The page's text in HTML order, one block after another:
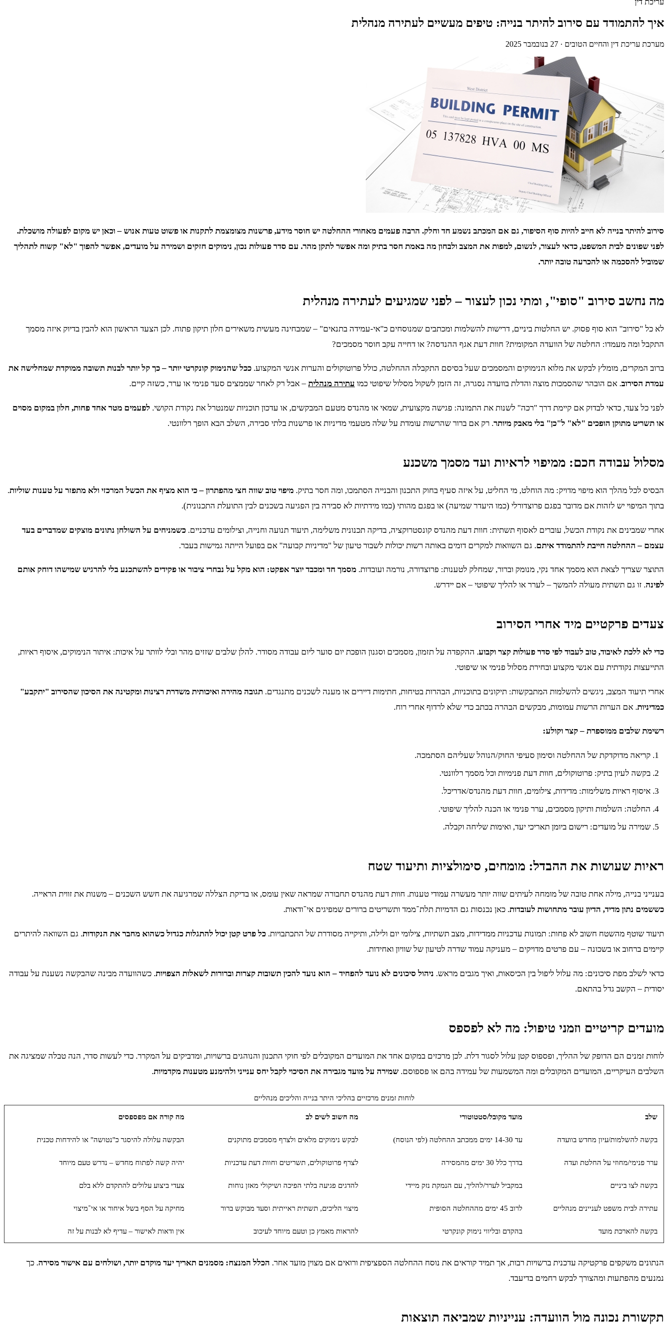
עריכת דין
איך להתמודד עם סירוב להיתר בנייה: טיפים מעשיים לעתירה מנהלית
מערכת עריכת דין והחיים הטובים · 27 בנובמבר 2025
סירוב להיתר בנייה לא חייב להיות סוף הסיפור, גם אם המכתב נשמע חד וחלק. הרבה פעמים מאחורי ההחלטה יש חוסר מידע, פרשנות מצומצמת לתקנות או פשוט טעות אנוש – וכאן יש מקום לפעולה מושכלת.
לפני שפונים לבית המשפט, כדאי לעצור, לנשום, למפות את המצב ולבחון מה באמת חסר בתיק ומה אפשר לתקן מהר. עם סדר פעולות נכון, נימוקים חזקים ושמירה על מועדים, אפשר להפוך "לא" קשוח לתהליך
שמוביל להסכמה או להכרעה טובה יותר.
מה נחשב סירוב "סופי", ומתי נכון לעצור – לפני שמגיעים לעתירה מנהלית
לא כל "סירוב" הוא סוף פסוק. יש החלטות ביניים, דרישות להשלמות ומכתבים שמנוסחים כ"אי-עמידה בתנאים" – שמבחינה מעשית משאירים חלון תיקון פתוח. לכן הצעד הראשון הוא להבין בדיוק איזה מסמך
התקבל ומה מעמדו: החלטה של הוועדה המקומית? חוות דעת אגף ההנדסה? או דחייה עקב חוסר מסמכים?
ברוב המקרים, מומלץ לבקש את מלוא הנימוקים והמסמכים שעל בסיסם התקבלה ההחלטה, כולל פרוטוקולים והערות אנשי המקצוע. ככל שהנימוק קונקרטי יותר – כך קל יותר לבנות תשובה ממוקדת שמחלישה את
עמדת הסירוב. אם הובהר שהסמכות מוצה והדלת בוועדה נסגרה, זה הזמן לשקול מסלול שיפוטי כמו עתירה מנהלית – אבל רק לאחר שממצים סעד פנימי או ערר, כשזה קיים.
לפני כל צעד, כדאי לבדוק אם קיימת דרך "רכה" לשנות את התמונה: פגישה מקצועית, שמאי או מהנדס מטעם המבקשים, או עדכון תוכניות שמנטרל את נקודת הקושי. לפעמים מטר אחד פחות, חלון במקום מסוים
או תשריט מתוקן הופכים "לא" ל"כן" בלי מאבק מיותר. רק אם ברור שהרשות עומדת על שלה מטעמי מדיניות או פרשנות בלתי סבירה, השלב הבא הופך רלוונטי.
מסלול עבודה חכם: ממיפוי לראיות ועד מסמך משכנע
הבסיס לכל מהלך הוא מיפוי מדויק: מה הוחלט, מי החליט, על איזה סעיף בחוק התכנון והבנייה הסתמכו, ומה חסר בתיק. מיפוי טוב שווה חצי מהפתרון – כי הוא מציף את הכשל המרכזי ולא מתפזר על טענות שוליות.
בתוך המיפוי יש לזהות אם מדובר בפגם פרוצדורלי (כמו היעדר שמיעה) או בפגם מהותי (כמו מידתיות לא סבירה בין הפגיעה בשכנים לבין התועלת התכנונית).
אחרי שמבינים את נקודת הכשל, עוברים לאסוף תשתית: חוות דעת מהנדס קונסטרוקציה, בדיקה תכנונית משלימה, תיעוד תנועה וחנייה, וצילומים עדכניים. כשמניחים על השולחן נתונים מוצקים שמדברים בעד
עצמם – ההחלטה חייבת להתמודד איתם. גם השוואות למקרים דומים באותה רשות יכולות לשבור טיעון של "מדיניות קבועה" אם בפועל הייתה גמישות בעבר.
התוצר שצריך לצאת הוא מסמך אחד נקי, מנומק וברור, שמחלק לטענות: פרוצדורה, נורמה ועובדות. מסמך חד ומכבד יוצר אפקט: הוא מקל על נבחרי ציבור או פקידים להשתכנע בלי להרגיש שמישהו דוחק אותם
לפינה. זו גם תשתית מעולה להמשך – לערר או להליך שיפוטי – אם יידרש.
צעדים פרקטיים מיד אחרי הסירוב
כדי לא ללכת לאיבוד, טוב לעבוד לפי סדר פעולות קצר וקבוע. ההקפדה על תזמון, מסמכים וסגנון הופכת יום סוער ליום עבודה מסודר. להלן שלבים שזזים מהר ובלי לוותר על איכות: איתור הנימוקים, איסוף ראיות,
התייעצות נקודתית עם אנשי מקצוע ובחירת מסלול פנימי או שיפוטי.
אחרי תיעוד המצב, ניגשים להשלמות המתבקשות: תיקונים בתוכניות, הבהרות בטיחות, חתימות דיירים או מענה לשכנים מתנגדים. תגובה מהירה ואיכותית משדרת רצינות ומקטינה את הסיכון שהסירוב "יתקבע"
כמדיניות. אם הערות הרשות עמומות, מבקשים הבהרה בכתב כדי שלא לרדוף אחרי רוח.
רשימת שלבים ממוספרת – קצר וקולע:
קריאה מדוקדקת של ההחלטה וסימון סעיפי החוק/הנוהל שעליהם הסתמכה.
בקשה לעיון בתיק: פרוטוקולים, חוות דעת פנימיות וכל מסמך רלוונטי.
איסוף ראיות משלימות: מדידות, צילומים, חוות דעת מהנדס/אדריכל.
החלטה: השלמות ותיקון מסמכים, ערר פנימי או הכנה להליך שיפוטי.
שמירה על מועדים: רישום ביומן תאריכי יעד, ואימות שליחה וקבלה.
ראיות שעושות את ההבדל: מומחים, סימולציות ותיעוד שטח
בענייני בנייה, מילה אחת טובה של מומחה לעיתים שווה יותר מעשרה עמודי טענות. חוות דעת מהנדס תחבורה שמראה שאין עומס, או בדיקת הצללה שמרגיעה את חשש השכנים – משנות את זווית הראייה.
כששמים נתון מדיד, הדיון עובר מתחושות לעובדות. כאן נכנסות גם הדמיות תלת־ממד ותשריטים ברורים שמפיגים אי־ודאות.
תיעוד שוטף מהשטח חשוב לא פחות: תמונות עדכניות ממדידות, מצב תשתיות, צילומי יום ולילה, ותיקייה מסודרת של התכתבויות. כל פרט קטן יכול להתגלות כגדול כשהוא מחבר את הנקודות. גם השוואה להיתרים
קיימים ברחוב או בשכונה – עם פרטים מדויקים – מעניקה עמוד שדרה לטיעון של שוויון ואחידות.
כדאי לשלב מפת סיכונים: מה עלול ליפול בין הכיסאות, ואיך מגבים מראש. ניהול סיכונים לא נועד להפחיד – הוא נועד להכין תשובות קצרות וברורות לשאלות הצפויות. כשהוועדה מבינה שהבקשה נשענת על עבודה
יסודית – הקשב גדל בהתאם.
מועדים קריטיים וזמני טיפול: מה לא לפספס
לוחות זמנים הם הדופק של ההליך, ופספוס קטן עלול לסגור דלת. לכן מרכזים במקום אחד את המועדים המקובלים לפי חוקי התכנון והנוהגים ברשויות, ומדביקים על המקרר. כדי לעשות סדר, הנה טבלה שמציגה את
השלבים העיקריים, המועדים המקובלים ומה המשמעות של עמידה בהם או פספוסם. שמירה על מועד מגבירה את הסיכוי לקבל יחס ענייני ולהימנע מטענות מקדמיות.
לוחות זמנים מרכזיים בהליכי היתר בנייה והליכים מנהליים
שלב מועד מקובל/סטטוטורי מה חשוב לשים לב מה קורה אם מפספסים
בקשה להשלמות/עיון מחדש בוועדה עד 14-30 ימים ממכתב ההחלטה (לפי הנוסח) לבקש נימוקים מלאים ולצרף מסמכים מתוקנים הבקשה עלולה להיסגר כ"נטושה" או להידחות טכנית
ערר פנימי/מחוזי על החלטת ועדה בדרך כלל 30 ימים מהמסירה לצרף פרוטוקולים, תשריטים וחוות דעת עדכניות יהיה קשה לפתוח מחדש – נדרש טעם מיוחד
בקשה לצו ביניים במקביל לערר/להליך, עם הנמקת נזק מיידי להדגים פגיעה בלתי הפיכה ושיקולי מאזן נוחות צעדי ביצוע עלולים להתקדם ללא בלם
עתירה לבית משפט לעניינים מנהליים לרוב 45 ימים מההחלטה הסופית מיצוי הליכים, תשתית ראייתית וסעד מבוקש ברור מחיקה על הסף בשל איחור או אי־מיצוי
בקשה להארכת מועד בהקדם ובליווי נימוק קונקרטי להראות מאמץ כן וטעם מיוחד לעיכוב אין ודאות לאישור – עדיף לא לבנות על זה
הנתונים משקפים פרקטיקה עדכנית ברשויות רבות, אך תמיד קוראים את נוסח ההחלטה הספציפית ורואים אם מצוין מועד אחר. הכלל המנצח: מסמנים תאריך יעד מוקדם יותר, ושולחים עם אישור מסירה. כך
נמנעים מהפתעות ומהצורך לבקש רחמים בדיעבד.
תקשורת נכונה מול הוועדה: ענייניות שמביאה תוצאות